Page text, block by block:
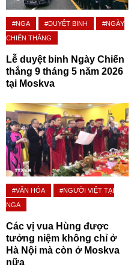
#NGA #DUYỆT BINH
#NGÀY
CHIẾN THẮNG
Lễ duyệt binh Ngày Chiến
thắng 9 tháng 5 năm 2026
tại Moskva
#VĂN HÓA
#NGƯỜI VIỆT TẠI
NGA
Các vị vua Hùng được
tưởng niệm không chỉ ở
Hà Nội mà còn ở Moskva
nữa